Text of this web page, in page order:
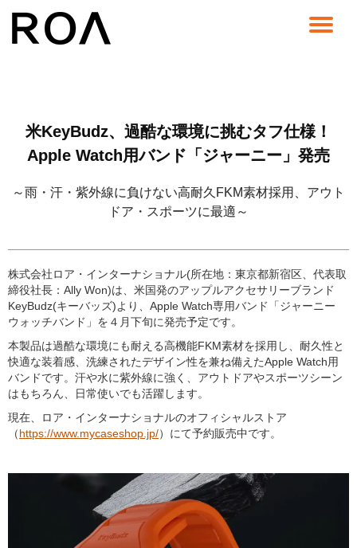
米KeyBudz、過酷な環境に挑むタフ仕様！
Apple Watch用バンド「ジャーニー」発売
～雨・汗・紫外線に負けない高耐久FKM素材採用、アウト
ドア・スポーツに最適～
株式会社ロア・インターナショナル(所在地：東京都新宿区、代表取
締役社長：Ally Won)は、米国発のアップルアクセサリーブランド
KeyBudz(キーバッズ)より、Apple Watch専用バンド「ジャーニー
ウォッチバンド」を４月下旬に発売予定です。
本製品は過酷な環境にも耐える高機能FKM素材を採用し、耐久性と
快適な装着感、洗練されたデザイン性を兼ね備えたApple Watch用
バンドです。汗や水に紫外線に強く、アウトドアやスポーツシーン
はもちろん、日常使いでも活躍します。
現在、ロア・インターナショナルのオフィシャルストア
（https://www.mycaseshop.jp/）にて予約販売中です。